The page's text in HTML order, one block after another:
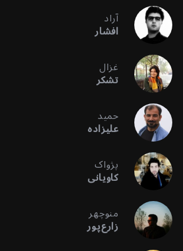
آراد
افشار
غزال
تشکر
حمید
علیزاده
پژواک
کاویانی
منوچهر
زارع‌پور